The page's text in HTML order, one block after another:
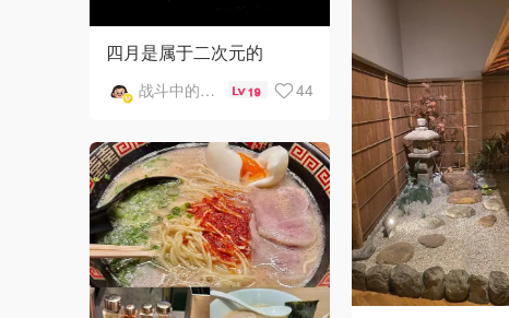
四月是属于二次元的
战斗中的英雄母亲 19 44